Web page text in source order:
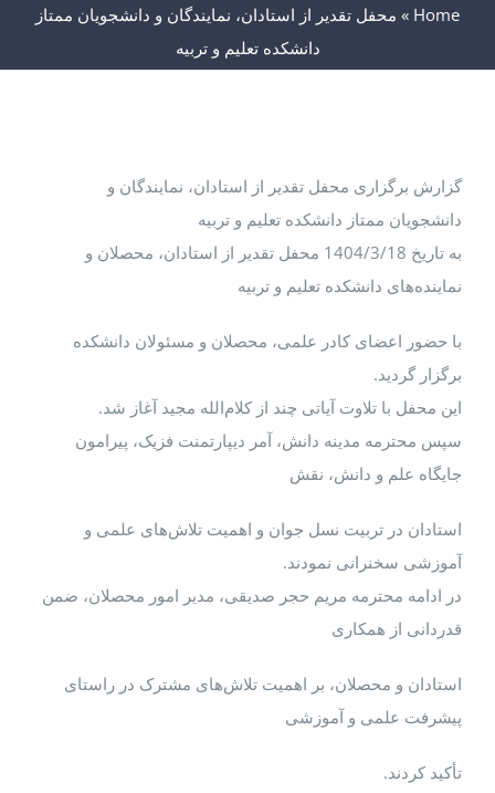
Home
» محفل تقدیر از استادان، نمایندگان و دانشجویان ممتاز
دانشکده تعلیم و تربیه
گزارش برگزاری محفل تقدیر از استادان، نمایندگان و
دانشجویان ممتاز دانشکده تعلیم و تربیه
به تاریخ 1404/3/18 محفل تقدیر از استادان، محصلان و
نماینده‌های دانشکده تعلیم و تربیه
با حضور اعضای کادر علمی، محصلان و مسئولان دانشکده
برگزار گردید.
این محفل با تلاوت آیاتی چند از کلام‌الله مجید آغاز شد.
سپس محترمه مدینه دانش، آمر دیپارتمنت فزیک، پیرامون
جایگاه علم و دانش، نقش
استادان در تربیت نسل جوان و اهمیت تلاش‌های علمی و
آموزشی سخنرانی نمودند.
در ادامه محترمه مریم حجر صدیقی، مدیر امور محصلان، ضمن
قدردانی از همکاری
استادان و محصلان، بر اهمیت تلاش‌های مشترک در راستای
پیشرفت علمی و آموزشی
تأکید کردند.